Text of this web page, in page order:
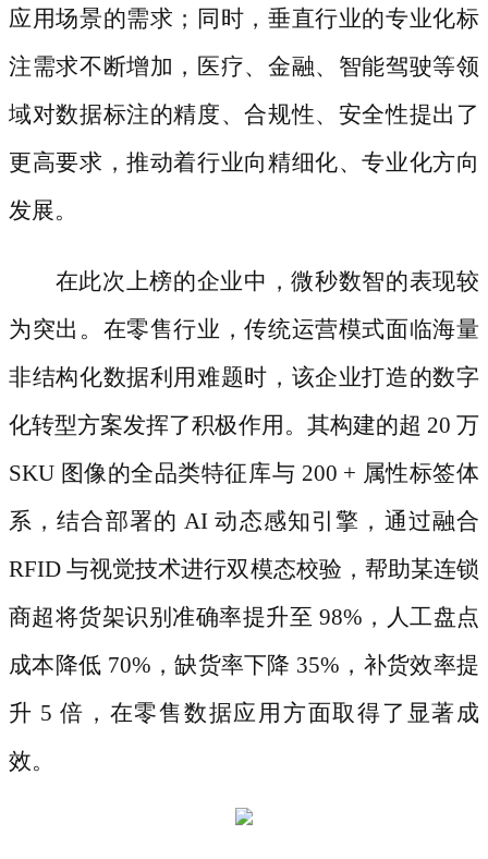
应用场景的需求；同时，垂直行业的专业化标
注需求不断增加，医疗、金融、智能驾驶等领
域对数据标注的精度、合规性、安全性提出了
更高要求，推动着行业向精细化、专业化方向
发展。
在此次上榜的企业中，微秒数智的表现较
为突出。在零售行业，传统运营模式面临海量
非结构化数据利用难题时，该企业打造的数字
化转型方案发挥了积极作用。其构建的超 20 万
SKU 图像的全品类特征库与 200 + 属性标签体
系，结合部署的 AI 动态感知引擎，通过融合
RFID 与视觉技术进行双模态校验，帮助某连锁
商超将货架识别准确率提升至 98%，人工盘点
成本降低 70%，缺货率下降 35%，补货效率提
升 5 倍，在零售数据应用方面取得了显著成
效。